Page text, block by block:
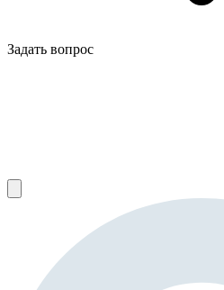
Задать вопрос